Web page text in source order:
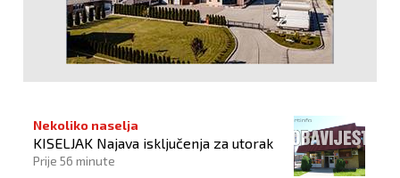
Nekoliko naselja
KISELJAK Najava isključenja za utorak
Prije 56 minute